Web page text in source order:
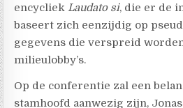
encycliekLaudato si, die er de
baseert zich eenzijdig op
gegevens die verspreid
milieulobby’s.
Op de conferentie zal een
stamhoofd aanwezig zijn,